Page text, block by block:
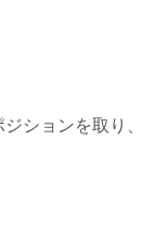
ションを取り、